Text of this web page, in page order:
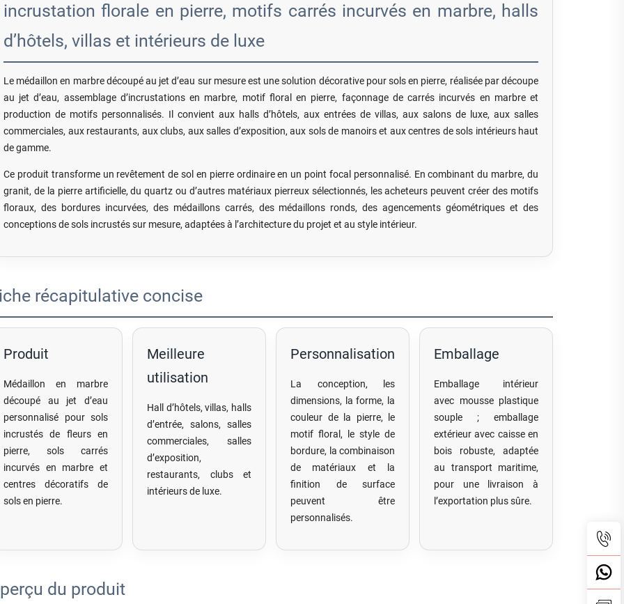
incrustation florale en pierre, motifs carrés incurvés en marbre, halls
d’hôtels, villas et intérieurs de luxe
Le médaillon en marbre découpé au jet d’eau sur mesure est une solution décorative pour sols en pierre, réalisée par découpe
au jet d’eau, assemblage d’incrustations en marbre, motif floral en pierre, façonnage de carrés incurvés en marbre et
production de motifs personnalisés. Il convient aux halls d’hôtels, aux entrées de villas, aux salons de luxe, aux salles
commerciales, aux restaurants, aux clubs, aux salles d’exposition, aux sols de manoirs et aux centres de sols intérieurs haut
de gamme.
Ce produit transforme un revêtement de sol en pierre ordinaire en un point focal personnalisé. En combinant du marbre, du
granit, de la pierre artificielle, du quartz ou d’autres matériaux pierreux sélectionnés, les acheteurs peuvent créer des motifs
floraux, des bordures incurvées, des médaillons carrés, des médaillons ronds, des agencements géométriques et des
conceptions de sols incrustés sur mesure, adaptées à l’architecture du projet et au style intérieur.
récapitulative concise
Produit
Médaillon en marbre
découpé au jet d’eau
personnalisé pour sols
incrustés de fleurs en
pierre, sols carrés
incurvés en marbre et
centres décoratifs de
sols en pierre.
Meilleure
utilisation
Hall d’hôtels, villas, halls
d’entrée, salons, salles
commerciales, salles
d’exposition,
restaurants, clubs et
intérieurs de luxe.
Personnalisation
La conception, les
dimensions, la forme, la
couleur de la pierre, le
motif floral, le style de
bordure, la combinaison
de matériaux et la
finition de surface
peuvent être
personnalisés.
Emballage
Emballage intérieur
avec mousse plastique
souple ; emballage
extérieur avec caisse en
bois robuste, adaptée
au transport maritime,
pour une livraison à
l’exportation plus sûre.
du produit